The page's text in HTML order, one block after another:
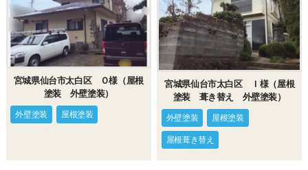
宮城県仙台市太白区 Ｏ様（屋根
塗装 外壁塗装）
外壁塗装 屋根塗装
宮城県仙台市太白区 Ｉ様（屋根
塗装 葺き替え 外壁塗装）
外壁塗装 屋根塗装
屋根葺き替え